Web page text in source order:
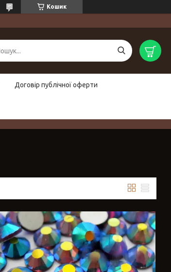
Кошик
Договір публічної оферти